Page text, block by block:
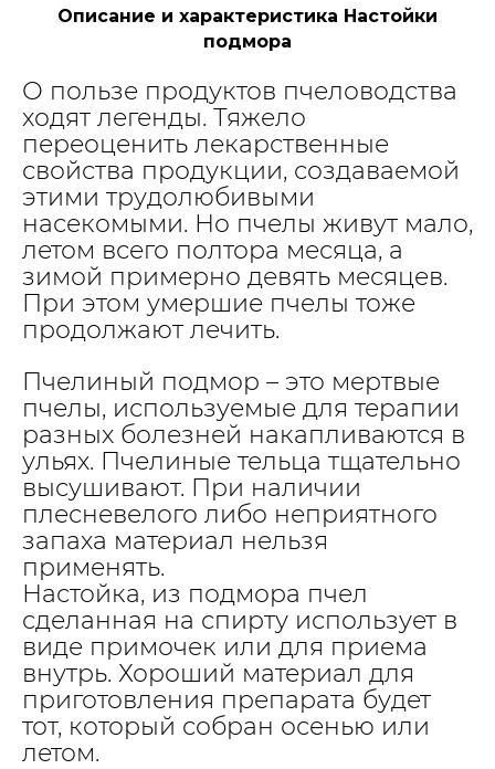
Описание и характеристика Настойки
подмора
О пользе продуктов пчеловодства
ходят легенды. Тяжело
переоценить лекарственные
свойства продукции, создаваемой
этими трудолюбивыми
насекомыми. Но пчелы живут мало,
летом всего полтора месяца, а
зимой примерно девять месяцев.
При этом умершие пчелы тоже
продолжают лечить.
Пчелиный подмор – это мертвые
пчелы, используемые для терапии
разных болезней накапливаются в
ульях. Пчелиные тельца тщательно
высушивают. При наличии
плесневелого либо неприятного
запаха материал нельзя
применять.
Настойка, из подмора пчел
сделанная на спирту использует в
виде примочек или для приема
внутрь. Хороший материал для
приготовления препарата будет
тот, который собран осенью или
летом.